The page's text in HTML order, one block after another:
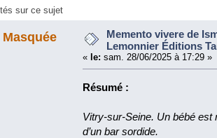
fois)
sur ce sujet
Memento vivere de
Lemonnier Éditions
« le: sam. 28/06/2025 à 17:29 »
Résumé :
Vitry-sur-Seine. Un bébé
d’un bar sordide.